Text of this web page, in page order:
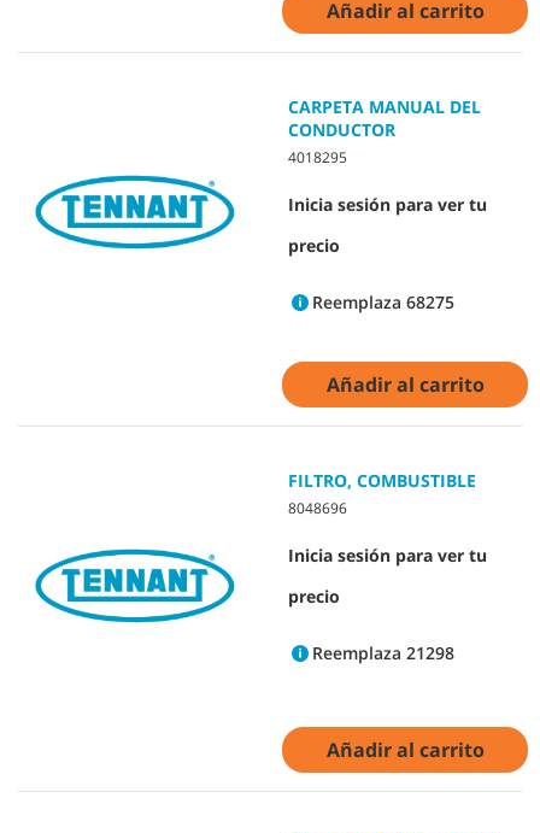
Añadir al carrito
CARPETA MANUAL DEL
CONDUCTOR
4018295
Inicia sesión para ver tu
precio
Reemplaza 68275
Añadir al carrito
FILTRO, COMBUSTIBLE
8048696
Inicia sesión para ver tu
precio
Reemplaza 21298
Añadir al carrito